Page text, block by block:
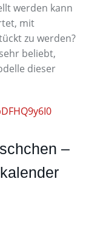
werden kann
mit
zu werden?
beliebt,
dieser
–